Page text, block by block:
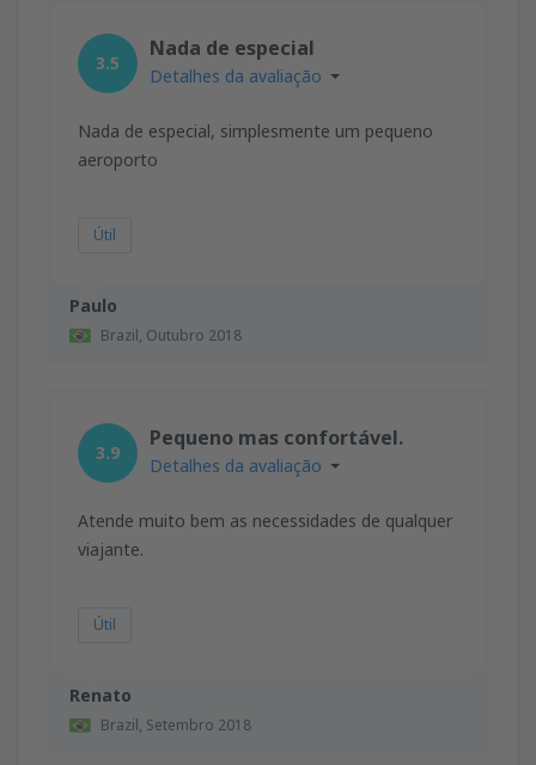
Paulo
Brazil, Outubro 2018
3.5
Nada de especial
Detalhes da avaliação
Nada de especial, simplesmente um pequeno
aeroporto
Útil
Renato
Brazil, Setembro 2018
3.9
Pequeno mas confortável.
Detalhes da avaliação
Atende muito bem as necessidades de qualquer
viajante.
Útil